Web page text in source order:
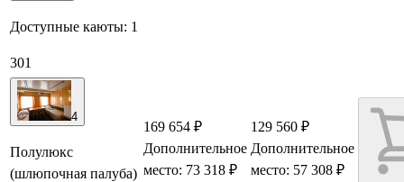
Доступные каюты: 1
301
4
Полулюкс
(шлюпочная палуба)
169 654 ₽
Дополнительное
место: 73 318 ₽
129 560 ₽
Дополнительное
место: 57 308 ₽